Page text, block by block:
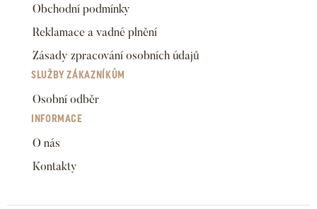
Obchodní podmínky
Reklamace a vadné plnění
Zásady zpracování osobních údajů
SLUŽBY ZÁKAZNÍKŮM
Osobní odběr
INFORMACE
O nás
Kontakty